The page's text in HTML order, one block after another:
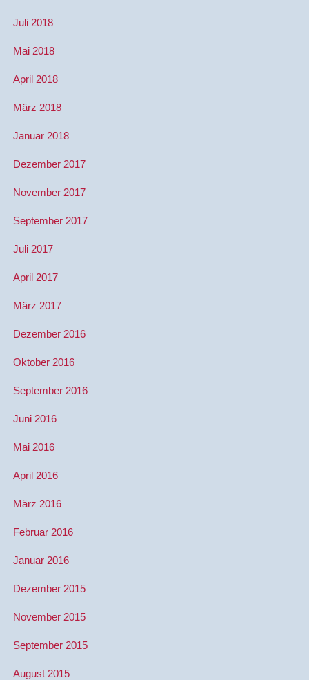
Juli 2018
Mai 2018
April 2018
März 2018
Januar 2018
Dezember 2017
November 2017
September 2017
Juli 2017
April 2017
März 2017
Dezember 2016
Oktober 2016
September 2016
Juni 2016
Mai 2016
April 2016
März 2016
Februar 2016
Januar 2016
Dezember 2015
November 2015
September 2015
August 2015